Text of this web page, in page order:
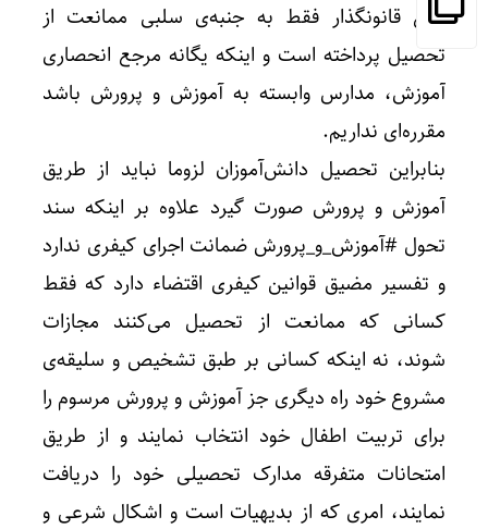
واقع قانونگذار فقط به جنبه‌ی سلبی ممانعت از
تحصیل پرداخته است و اینکه یگانه مرجع انحصاری
آموزش، مدارس وابسته به آموزش و پرورش باشد
مقرره‌ای نداریم.
بنابراین تحصیل دانش‌آموزان لزوما نباید از طریق
آموزش و پرورش صورت گیرد علاوه بر اینکه سند
تحول #آموزش_و_پرورش ضمانت اجرای کیفری ندارد
و تفسیر مضیق قوانین کیفری اقتضاء دارد که فقط
کسانی که ممانعت از تحصیل می‌کنند مجازات
شوند، نه اینکه کسانی بر طبق تشخیص و سلیقه‌ی
مشروع خود راه دیگری جز آموزش و پرورش مرسوم را
برای تربیت اطفال خود انتخاب نمایند و از طریق
امتحانات متفرقه مدارک تحصیلی خود را دریافت
نمایند، امری که از بدیهیات است و اشکال شرعی و